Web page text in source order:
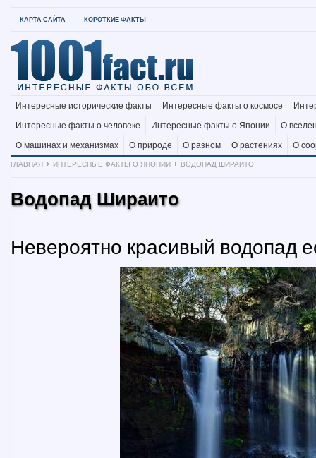
КАРТА САЙТА КОРОТКИЕ ФАКТЫ
Интересные исторические факты Интересные факты о космосе
Интересные факты о человеке
Интересные факты о Японии
О
О машинах и механизмах
О природе О разном О растениях
О
ГЛАВНАЯ
ИНТЕРЕСНЫЕ ФАКТЫ О ЯПОНИИ ВОДОПАД ШИРАИТО
Водопад Шираито
Невероятно красивый водопад